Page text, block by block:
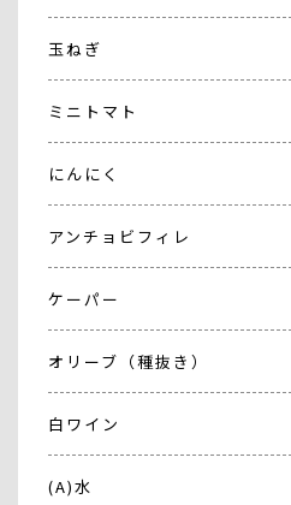
玉ねぎ
ミニトマト
にんにく
アンチョビフィレ
ケーパー
オリーブ（種抜き）
白ワイン
(A)水